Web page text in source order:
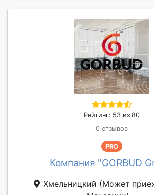
Рейтинг: 53 из 80
0 отзывов
PRO
Компания "GORBUD
Хмельницкий (Может